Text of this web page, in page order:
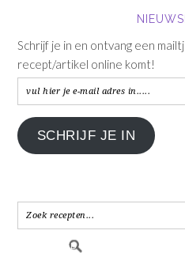
Schrijf je in en ontvang een
recept/artikel online komt!
vul
hier
je
e-
in.....
SCHRIJF JE IN